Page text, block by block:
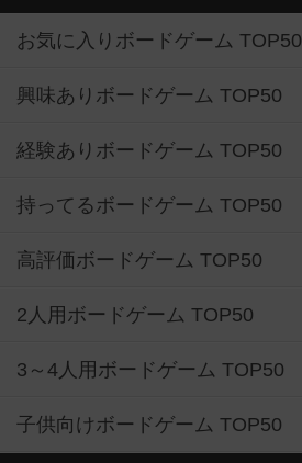
お気に入りボードゲーム TOP50
興味ありボードゲーム TOP50
経験ありボードゲーム TOP50
持ってるボードゲーム TOP50
高評価ボードゲーム TOP50
2人用ボードゲーム TOP50
3～4人用ボードゲーム TOP50
子供向けボードゲーム TOP50